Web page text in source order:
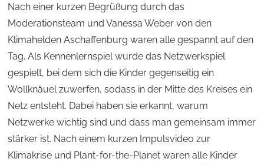
Nach einer kurzen Begrüßung durch das
Moderationsteam und Vanessa Weber von den
Klimahelden Aschaffenburg waren alle gespannt auf den
Tag. Als Kennenlernspiel wurde das Netzwerkspiel
gespielt, bei dem sich die Kinder gegenseitig ein
Wollknäuel zuwerfen, sodass in der Mitte des Kreises ein
Netz entsteht. Dabei haben sie erkannt, warum
Netzwerke wichtig sind und dass man gemeinsam immer
stärker ist. Nach einem kurzen Impulsvideo zur
Klimakrise und Plant-for-the-Planet waren alle Kinder